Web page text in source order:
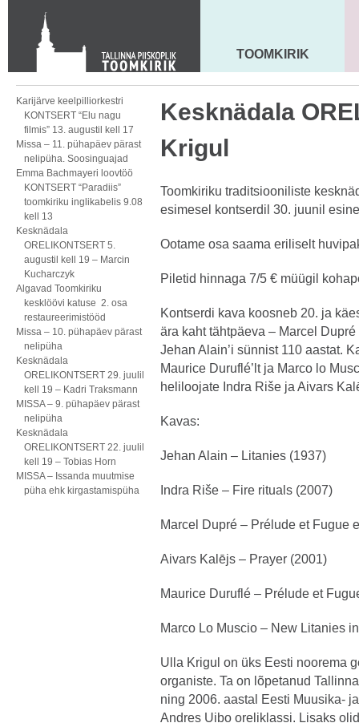
KONTAKT
Toom-Kooli 6, 10130 TALLINN
tallinna.toom@eelk.ee
MAARJA KIRIK
TOOMKIRIK
Karijärve keelpilliorkestri
KONTSERT “Elu nagu
filmis” 13. augustil kell 17
Missa – 11. pühapäev pärast
nelipüha. Soosinguajad
Emma Bachmayeri loovtöö
KONTSERT “Paradiis”
toomkiriku inglikabelis 9.08
kell 13
Kesknädala
ORELIKONTSERT 5.
augustil kell 19 – Marcin
Kucharczyk
Algavad Toomkiriku
kesklöövi katuse 2. osa
restaureerimistööd
Missa – 10. pühapäev pärast
nelipüha
Kesknädala
ORELIKONTSERT 29. juulil
kell 19 – Kadri Traksmann
MISSA – 9. pühapäev pärast
nelipüha
Kesknädala
ORELIKONTSERT 22. juulil
kell 19 – Tobias Horn
MISSA – Issanda muutmise
püha ehk kirgastamispüha
Kesknädala
Krigul
Toomkiriku traditsiooniliste
esimesel kontserdil 30. juunil
Ootame osa saama eriliselt
Piletid hinnaga 7/5 € müügil
Kontserdi kava koosneb 20. ja
ära kaht tähtpäeva – Marcel
Jehan Alain’i sünnist 110 aastat.
Maurice Duruflé’lt ja Marco lo
heliloojate Indra Riše ja Aivars
Kavas:
Jehan Alain – Litanies (1937)
Indra Riše – Fire rituals (2007)
Marcel Dupré – Prélude et Fugue
Aivars Kalējs – Prayer (2001)
Maurice Duruflé – Prélude et
Marco Lo Muscio – New Litanies
Ulla Krigul on üks Eesti noorema
organiste. Ta on lõpetanud
ning 2006. aastal Eesti Muusika-
Andres Uibo oreliklassi. Lisaks